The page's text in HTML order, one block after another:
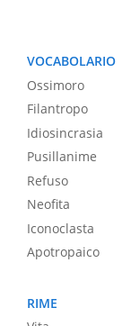
VOCABOLARIO
Ossimoro
Filantropo
Idiosincrasia
Pusillanime
Refuso
Neofita
Iconoclasta
Apotropaico
RIME